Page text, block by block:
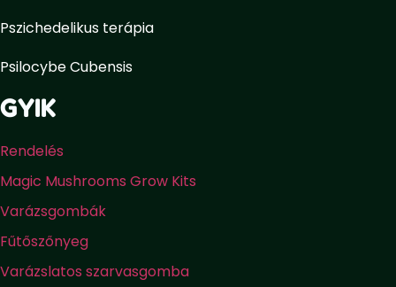
Pszichedelikus terápia
Psilocybe Cubensis
GYIK
Rendelés
Magic Mushrooms Grow Kits
Varázsgombák
Fűtőszőnyeg
Varázslatos szarvasgomba